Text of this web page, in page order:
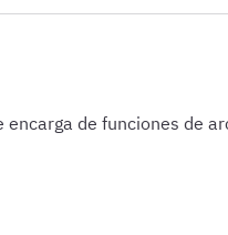
de funciones de